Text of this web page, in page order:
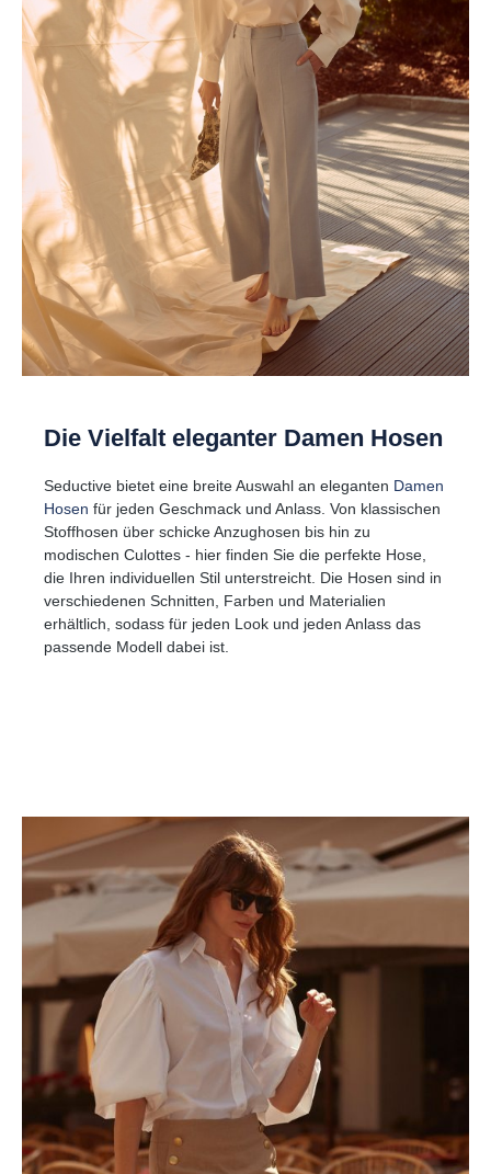
Die Vielfalt eleganter Damen Hosen
Seductive bietet eine breite Auswahl an eleganten Damen
Hosen für jeden Geschmack und Anlass. Von klassischen
Stoffhosen über schicke Anzughosen bis hin zu
modischen Culottes - hier finden Sie die perfekte Hose,
die Ihren individuellen Stil unterstreicht. Die Hosen sind in
verschiedenen Schnitten, Farben und Materialien
erhältlich, sodass für jeden Look und jeden Anlass das
passende Modell dabei ist.